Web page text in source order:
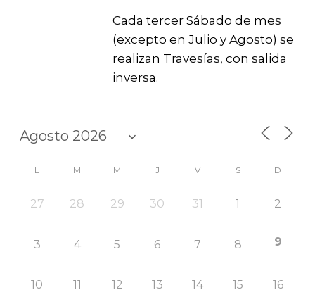
Cada tercer Sábado de mes
(excepto en Julio y Agosto) se
realizan Travesías, con salida
inversa.
L M M J V S D
27 28 29 30 31 1 2
3 4 5 6 7 8 9
10 11 12 13 14 15 16